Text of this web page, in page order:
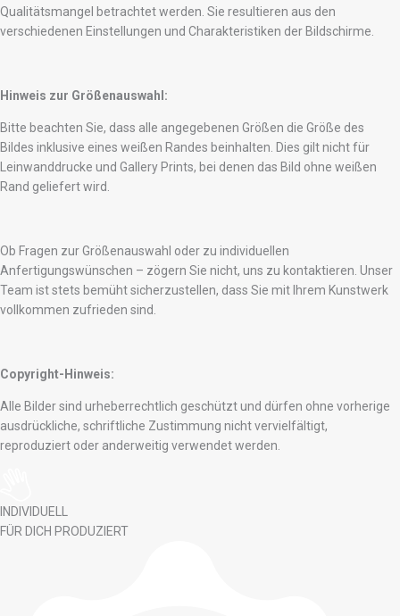
Qualitätsmangel betrachtet werden. Sie resultieren aus den
verschiedenen Einstellungen und Charakteristiken der Bildschirme.
Hinweis zur Größenauswahl:
Bitte beachten Sie, dass alle angegebenen Größen die Größe des
Bildes inklusive eines weißen Randes beinhalten. Dies gilt nicht für
Leinwanddrucke und Gallery Prints, bei denen das Bild ohne weißen
Rand geliefert wird.
Ob Fragen zur Größenauswahl oder zu individuellen
Anfertigungswünschen – zögern Sie nicht, uns zu kontaktieren. Unser
Team ist stets bemüht sicherzustellen, dass Sie mit Ihrem Kunstwerk
vollkommen zufrieden sind.
Copyright-Hinweis:
Alle Bilder sind urheberrechtlich geschützt und dürfen ohne vorherige
ausdrückliche, schriftliche Zustimmung nicht vervielfältigt,
reproduziert oder anderweitig verwendet werden.
INDIVIDUELL
FÜR DICH PRODUZIERT